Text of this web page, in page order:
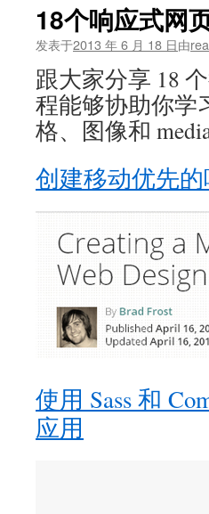
18个响应式网
发表于2013 年 6 月 18 日由
跟大家分享 18
程能够协助你学
格、图像和 media
创建移动优先
使用 Sass 和
应用